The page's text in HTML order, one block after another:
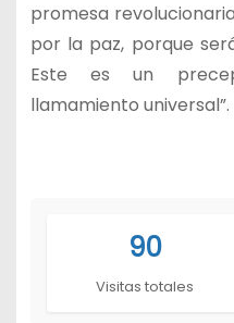
promesa
por la paz, porque
Este es un
llamamiento universal”.
90
Visitas totales